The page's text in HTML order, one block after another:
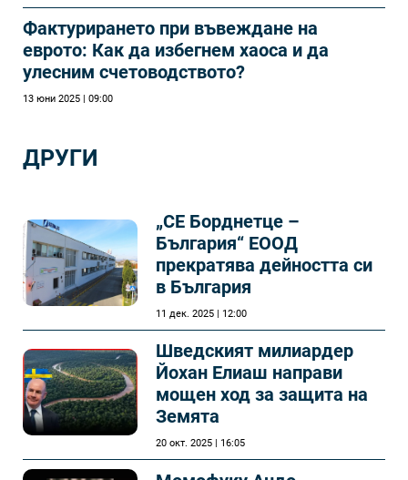
Фактурирането при въвеждане на
еврото: Как да избегнем хаоса и да
улесним счетоводството?
13 юни 2025 | 09:00
ДРУГИ
„СЕ Борднетце –
България“ ЕООД
прекратява дейността си
в България
11 дек. 2025 | 12:00
Шведският милиардер
Йохан Елиаш направи
мощен ход за защита на
Земята
20 окт. 2025 | 16:05